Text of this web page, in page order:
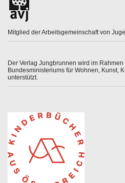
Mitglied der Arbeitsgemeinschaft von
Der Verlag Jungbrunnen wird im
Bundesministeriums für Wohnen, Kunst,
unterstützt.